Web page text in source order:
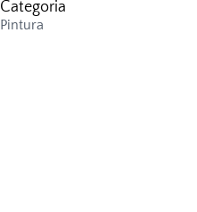
Categoria
Pintura